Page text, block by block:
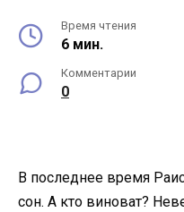
Время чтения
6 мин.
Комментарии
0
В последнее время
сон. А кто виноват?